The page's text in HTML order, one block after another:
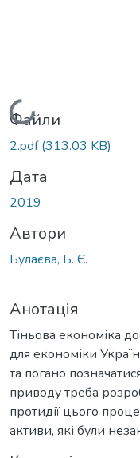
Вантажиться...
Файли
2.pdf(313.03 KB)
Дата
2019
Автори
Булаєва, Б. Є.
Анотація
Тіньова економіка
для економіки
та погано
приводу треба
протидії цього
активи, які були